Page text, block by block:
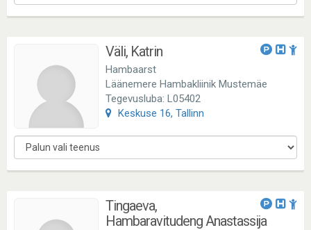
Väli, Katrin
Hambaarst
Läänemere Hambakliinik Mustemäe
Tegevusluba: L05402
Keskuse 16, Tallinn
Tingaeva,
Hambaravitudeng Anastassija